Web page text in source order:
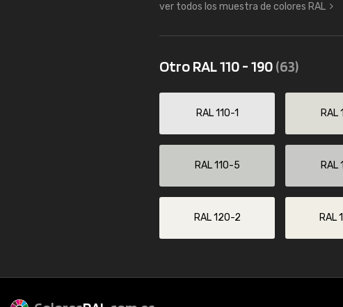
ver todos los muestra de colores RAL
Otro RAL 110 - 190(63)
RAL 110-1 RAL
RAL 110-5 RAL
RAL 120-2 RAL